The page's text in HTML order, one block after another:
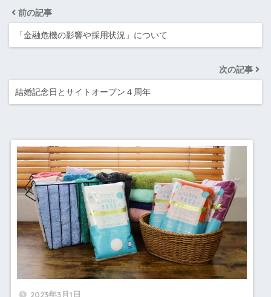
前の記事
「金融危機の影響や採用状況」について
次の記事
結婚記念日とサイトオープン４周年
2023年3月1日